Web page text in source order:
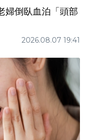
婦倒臥血泊「頭部
2026.08.07 19:41